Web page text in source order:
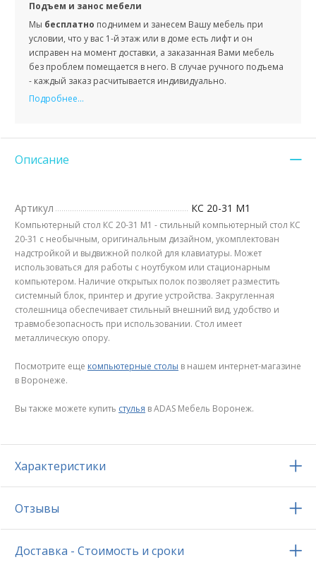
Подъем и занос мебели
Мы бесплатно поднимем и занесем Вашу мебель при
условии, что у вас 1-й этаж или в доме есть лифт и он
исправен на момент доставки, а заказанная Вами мебель
без проблем помещается в него. В случае ручного подъема
- каждый заказ расчитывается индивидуально.
Подробнее...
Описание
Артикул КС 20-31 М1
Компьютерный стол КС 20-31 М1 - стильный компьютерный стол КС
20-31 с необычным, оригинальным дизайном, укомплектован
надстройкой и выдвижной полкой для клавиатуры. Может
использоваться для работы с ноутбуком или стационарным
компьютером. Наличие открытых полок позволяет разместить
системный блок, принтер и другие устройства. Закругленная
столешница обеспечивает стильный внешний вид, удобство и
травмобезопасность при использовании. Стол имеет
металлическую опору.
Посмотрите еще компьютерные столы в нашем интернет-магазине
в Воронеже.
Вы также можете купить стулья в ADAS Мебель Воронеж.
Характеристики
Отзывы
Доставка - Стоимость и сроки